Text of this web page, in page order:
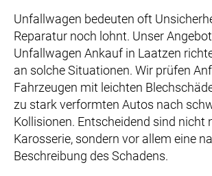
Unfallwagen bedeuten oft
Reparatur noch lohnt. Unser
Unfallwagen Ankauf in Laatzen
an solche Situationen. Wir prüfen
Fahrzeugen mit leichten
zu stark verformten Autos nach
Kollisionen. Entscheidend sind nicht
Karosserie, sondern vor allem eine
Beschreibung des Schadens.